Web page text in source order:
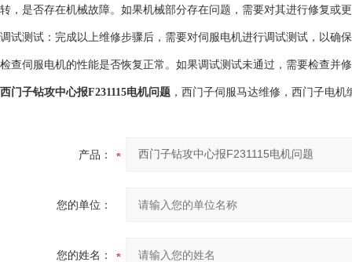
转，是否存在机械故障。如果机械部分存在问题，需要对其进行修复或
调试测试：完成以上维修步骤后，需要对伺服电机进行调试测试，以确
检查伺服电机的性能是否恢复正常。如果调试测试未通过，需要检查并
西门子钻攻中心报F231115电机问题 ，西门子伺服马达维修，西门子电机
产品：
您的单位：
您的姓名：